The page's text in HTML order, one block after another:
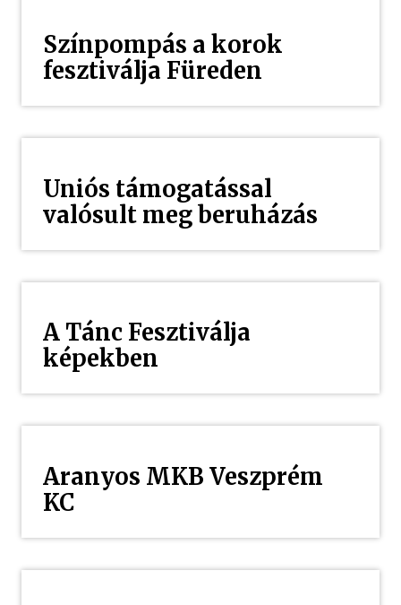
Színpompás a korok
fesztiválja Füreden
Uniós támogatással
valósult meg beruházás
A Tánc Fesztiválja
képekben
Aranyos MKB Veszprém
KC